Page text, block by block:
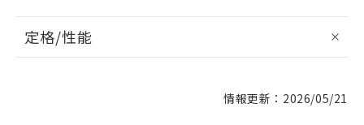
定格/性能
情報更新：2026/05/21